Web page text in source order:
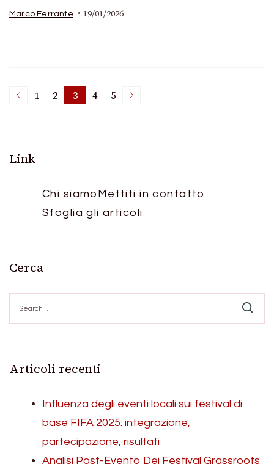
Marco Ferrante 19/01/2026
Posts
Page
1 Page
2 Page
3 Page
4 Page
5
Link
Chi siamo Mettiti in contatto
Sfoglia gli articoli
Cerca
for:
Articoli recenti
Influenza degli eventi locali sui festival di
base FIFA 2025: integrazione,
partecipazione, risultati
Analisi Post-Evento Dei Festival Grassroots